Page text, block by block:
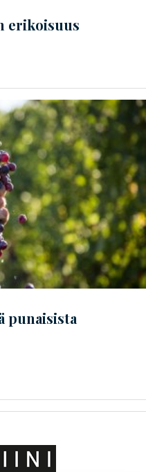
erikoisuus
punaisista